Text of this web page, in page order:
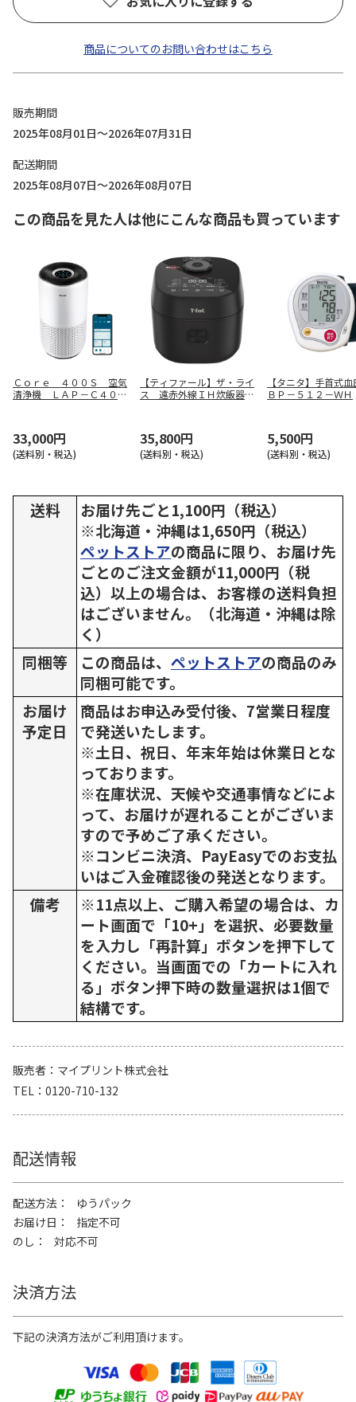
商品についてのお問い合わせはこちら
販売期間
2025年08月01日～2026年07月31日
配送期間
2025年08月07日～2026年08月07日
この商品を見た人は他にこんな商品も買っています
Ｃｏｒｅ ４００Ｓ 空気
清浄機 ＬＡＰ－Ｃ４０１
33,000円
(送料別・税込)
【ティファール】ザ・ライ
ス 遠赤外線ＩＨ炊飯器
35,800円
(送料別・税込)
【タニタ】手首式
ＢＰ－５１２－ＷＨ
5,500円
(送料別・税込)
送料
お届け先ごと1,100円（税込）
※北海道・沖縄は1,650円（税込）
ペットストアの商品に限り、お届け先
ごとのご注文金額が11,000円（税
込）以上の場合は、お客様の送料負担
はございません。（北海道・沖縄は除
く）
同梱等
この商品は、 ペットストアの商品のみ
同梱可能です。
お届け
予定日
商品はお申込み受付後、7営業日程度
で発送いたします。
※土日、祝日、年末年始は休業日とな
っております。
※在庫状況、天候や交通事情などによ
って、お届けが遅れることがございま
すので予めご了承ください。
※コンビニ決済、PayEasyでのお支払
いはご入金確認後の発送となります。
備考
※11点以上、ご購入希望の場合は、カ
ート画面で「10+」を選択、必要数量
を入力し「再計算」ボタンを押下して
ください。当画面での「カートに入れ
る」ボタン押下時の数量選択は1個で
結構です。
販売者
マイプリント株式会社
TEL
0120-710-132
配送情報
配送方法
ゆうパック
お届け日
指定不可
のし
対応不可
決済方法
下記の決済方法がご利用頂けます。